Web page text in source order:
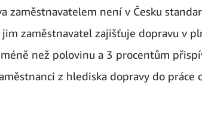
zaměstnavatelem není v Česku
zaměstnavatel zajišťuje dopravu v
než polovinu a 3 procentům
z hlediska dopravy do práce